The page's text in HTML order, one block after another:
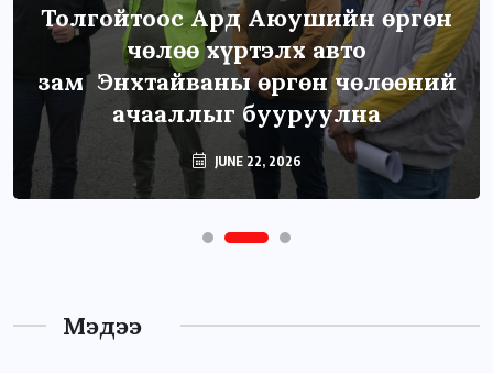
Толгойтоос Ард Аюушийн өргөн
чөлөө хүртэлх авто
зам Энхтайваны өргөн чөлөөний
ачааллыг бууруулна
JUNE 22, 2026
Мэдээ